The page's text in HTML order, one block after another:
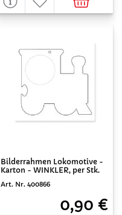
Bilderrahmen Lokomotive -
Karton - WINKLER, per Stk.
Art. Nr. 400866
0,90 €